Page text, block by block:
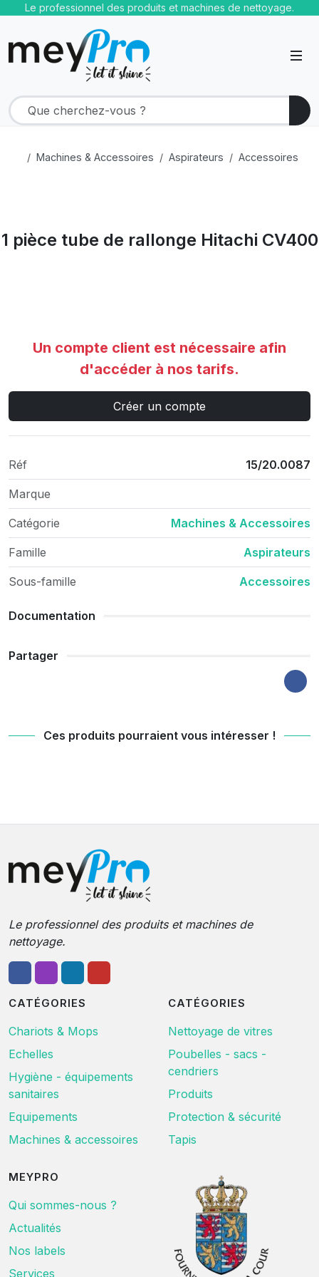
Le professionnel des produits et machines de nettoyage.
Machines & Accessoires Aspirateurs Accessoires
1 pièce tube de rallonge Hitachi CV400
Un compte client est nécessaire afin
d'accéder à nos tarifs.
Créer un compte
Réf 15/20.0087
Marque
Catégorie Machines & Accessoires
Famille Aspirateurs
Sous-famille Accessoires
Documentation
Partager
Ces produits pourraient vous intéresser !
Le professionnel des produits et machines de
nettoyage.
CATÉGORIES
Chariots & Mops
Echelles
Hygiène - équipements
sanitaires
Equipements
Machines & accessoires
CATÉGORIES
Nettoyage de vitres
Poubelles - sacs -
cendriers
Produits
Protection & sécurité
Tapis
MEYPRO
Qui sommes-nous ?
Actualités
Nos labels
Services